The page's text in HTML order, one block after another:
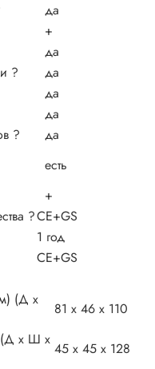
да
+
да
?
да
да
да
?
да
есть
+
?CE+GS
1 год
CE+GS
(Д х
81 х 46 х 110
(Д х Ш х
45 х 45 х 128